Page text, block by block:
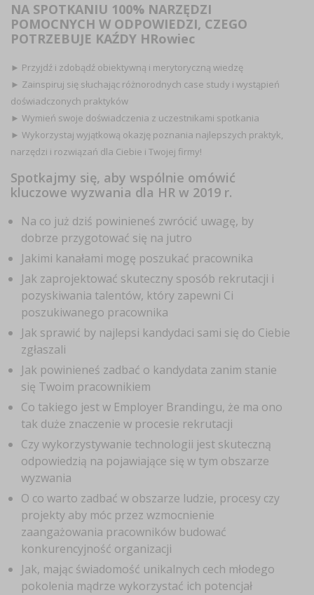
NA SPOTKANIU 100% NARZĘDZI
POMOCNYCH W ODPOWIEDZI, CZEGO
POTRZEBUJE KAŹDY HRowiec
► Przyjdź i zdobądź obiektywną i merytoryczną wiedzę
► Zainspiruj się słuchając różnorodnych case study i wystąpień
doświadczonych praktyków
► Wymień swoje doświadczenia z uczestnikami spotkania
► Wykorzystaj wyjątkową okazję poznania najlepszych praktyk,
narzędzi i rozwiązań dla Ciebie i Twojej firmy!
Spotkajmy się, aby wspólnie omówić
kluczowe wyzwania dla HR w 2019 r.
Na co już dziś powinieneś zwrócić uwagę, by
dobrze przygotować się na jutro
Jakimi kanałami mogę poszukać pracownika
Jak zaprojektować skuteczny sposób rekrutacji i
pozyskiwania talentów, który zapewni Ci
poszukiwanego pracownika
Jak sprawić by najlepsi kandydaci sami się do Ciebie
zgłaszali
Jak powinieneś zadbać o kandydata zanim stanie
się Twoim pracownikiem
Co takiego jest w Employer Brandingu, że ma ono
tak duże znaczenie w procesie rekrutacji
Czy wykorzystywanie technologii jest skuteczną
odpowiedzią na pojawiające się w tym obszarze
wyzwania
O co warto zadbać w obszarze ludzie, procesy czy
projekty aby móc przez wzmocnienie
zaangażowania pracowników budować
konkurencyjność organizacji
Jak, mając świadomość unikalnych cech młodego
pokolenia mądrze wykorzystać ich potencjał